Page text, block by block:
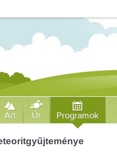
Art Űr Programok